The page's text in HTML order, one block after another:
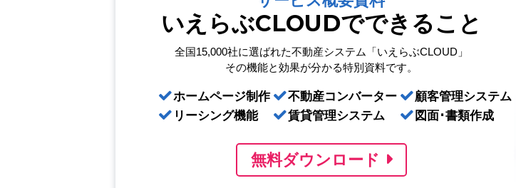
いえらぶCLOUDでできること
全国15,000社に選ばれた不動産システム「いえらぶCLOUD」
その機能と効果が分かる特別資料です。
ホームページ制作
リーシング機能
不動産コンバーター
賃貸管理システム
顧客管理システム
図面･書類作成
無料ダウンロード